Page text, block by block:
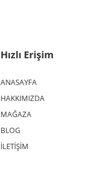
Hızlı Erişim
ANASAYFA
HAKKIMIZDA
MAĞAZA
BLOG
İLETİŞİM